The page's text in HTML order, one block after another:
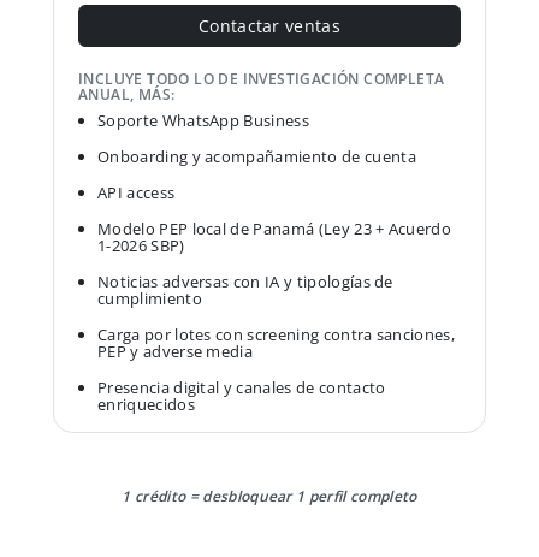
Contactar ventas
INCLUYE TODO LO DE INVESTIGACIÓN COMPLETA
ANUAL, MÁS:
Soporte WhatsApp Business
Onboarding y acompañamiento de cuenta
API access
Modelo PEP local de Panamá (Ley 23 + Acuerdo
1-2026 SBP)
Noticias adversas con IA y tipologías de
cumplimiento
Carga por lotes con screening contra sanciones,
PEP y adverse media
Presencia digital y canales de contacto
enriquecidos
1 crédito = desbloquear 1 perfil completo